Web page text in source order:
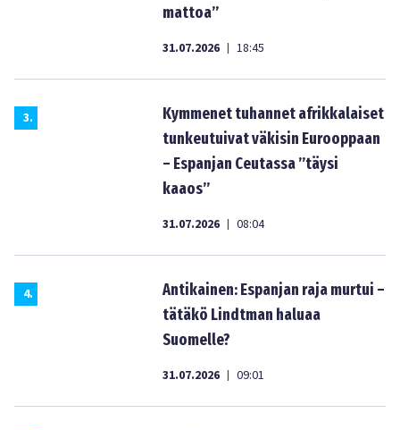
mattoa”
31.07.2026 | 18:45
3.
Kymmenet tuhannet afrikkalaiset
tunkeutuivat väkisin Eurooppaan
– Espanjan Ceutassa ”täysi
kaaos”
31.07.2026 | 08:04
4.
Antikainen: Espanjan raja murtui –
tätäkö Lindtman haluaa
Suomelle?
31.07.2026 | 09:01